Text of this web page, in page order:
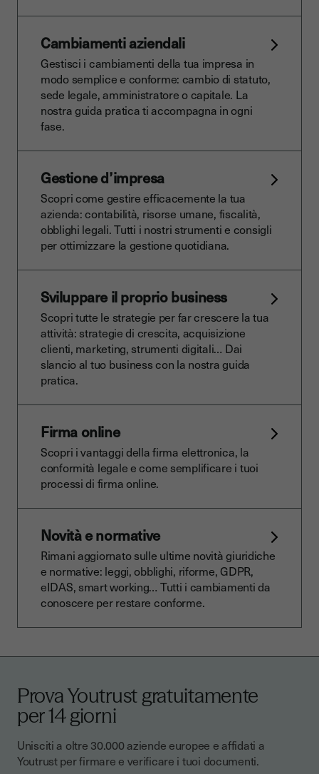
Cambiamenti aziendali
Gestisci i cambiamenti della tua impresa in
modo semplice e conforme: cambio di statuto,
sede legale, amministratore o capitale. La
nostra guida pratica ti accompagna in ogni
fase.
Gestione d’impresa
Scopri come gestire efficacemente la tua
azienda: contabilità, risorse umane, fiscalità,
obblighi legali. Tutti i nostri strumenti e consigli
per ottimizzare la gestione quotidiana.
Sviluppare il proprio business
Scopri tutte le strategie per far crescere la tua
attività: strategie di crescita, acquisizione
clienti, marketing, strumenti digitali… Dai
slancio al tuo business con la nostra guida
pratica.
Firma online
Scopri i vantaggi della firma elettronica, la
conformità legale e come semplificare i tuoi
processi di firma online.
Novità e normative
Rimani aggiornato sulle ultime novità giuridiche
e normative: leggi, obblighi, riforme, GDPR,
eIDAS, smart working… Tutti i cambiamenti da
conoscere per restare conforme.
Prova Youtrust gratuitamente
per 14 giorni
Unisciti a oltre 30.000 aziende europee e affidati a
Youtrust per firmare e verificare i tuoi documenti.